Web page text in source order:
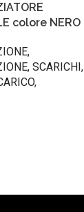
colore NERO
,
, SCARICHI ,
,